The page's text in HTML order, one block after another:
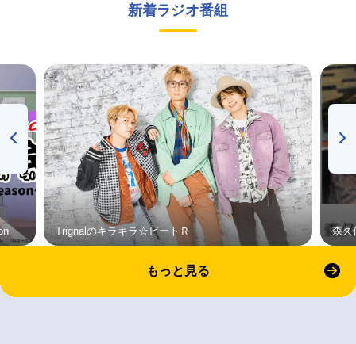
新着ラジオ番組
Trignalのキラキラ☆ビートＲ 森久
もっと見る